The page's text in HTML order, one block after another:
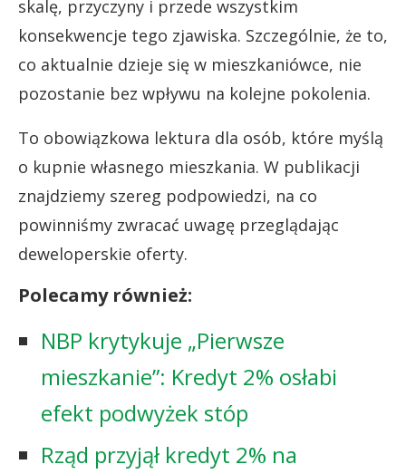
skalę, przyczyny i przede wszystkim
konsekwencje tego zjawiska. Szczególnie, że to,
co aktualnie dzieje się w mieszkaniówce, nie
pozostanie bez wpływu na kolejne pokolenia.
To obowiązkowa lektura dla osób, które myślą
o kupnie własnego mieszkania. W publikacji
znajdziemy szereg podpowiedzi, na co
powinniśmy zwracać uwagę przeglądając
deweloperskie oferty.
Polecamy również:
NBP krytykuje „Pierwsze
mieszkanie”: Kredyt 2% osłabi
efekt podwyżek stóp
Rząd przyjął kredyt 2% na